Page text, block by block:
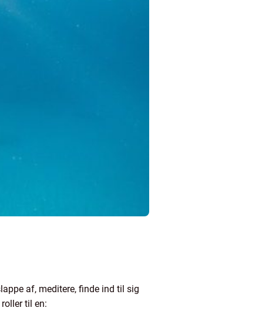
af, meditere, finde ind til sig
til en: